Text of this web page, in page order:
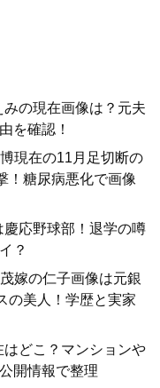
の現在画像は？元夫
を確認！
現在の11月足切断の
！糖尿病悪化で画像
応野球部！退学の噂
？
嫁の仁子画像は元銀
の美人！学歴と実家
どこ？マンションや
開情報で整理